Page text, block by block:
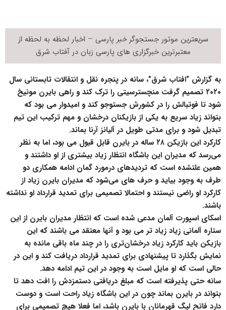
سریعترین موتور جستجوگرخبر پارسی – اخبار لحظه به لحظه از
معتبرترین خبرگزاری های پارسی زبان درآفتاب شرق
به گزارش “افتاب شرق”، سانه در پنجره نقل و انتقالات تابستانی سال
۲۰۲۰ تصمیم گرفت منچسترسیتی را ترک کند و راهی بایرن مونیخ
شود تا فوتبالش را در کشورش جستوجو کند و امیدوار می بود که
بتواند زیاد سریع به یکی از بازیکنان درخشان و مهم ترکیب این تیم
تبدیل شود و برای مدتی طویل در آلیانز آرنا بماند.
کارکرد این بازیکن ۲۸ ساله در بایرن قابل قبول می بود، اما به نظر
می‌رسد که مدیران این باشگاه انتظار زیاد بیشتری از او داشتند و
همین علتشده است که تردیدهای درمورد گمان ادامه همکاری دو
طرف به وجود بیاید و حرف های می‌شود که مدیران بایرن زیاد از
کارکرد او راضی نیستند و احتمالا تصمیمی برای تمدید قرارداد او نداشته
باشند.
اسکای اسپورت آلمان مدعی شده است که انتظار مدیران بایرن از این
ستاره آلمانی زیاد زیاد تر می بود و آنها معتقد می باشند که این
بازیکن باید کارکرد زیاد درخشان‌تری را در چند ماه باقی مانده به
نمایش بگذارد تا پیشنهادی برای تمدید قرارداد دریافت کند و این در
حالی است که او مایل است به وجود در این تیم ادامه دهد.
سانه حتی پذیرفته است که مبلغ دریافتی دستمزدش را افت دهد تا
بتواند در بایرن بماند چون در این باشگاه زیاد راحت است و دوست
دارد فاتح لیگ قهرمانان با بایرن باشد، اما فعلا هیچ تصمیمی برای